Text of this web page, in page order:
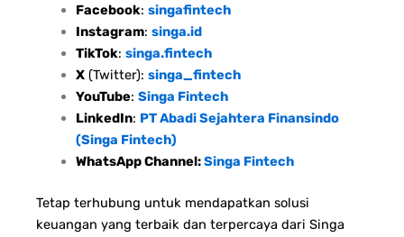
Facebook: singafintech
Instagram: singa.id
TikTok: singa.fintech
X(Twitter): singa_fintech
YouTube: Singa Fintech
LinkedIn: PT Abadi Sejahtera Finansindo
(Singa Fintech)
WhatsApp Channel:Singa Fintech
Tetap terhubung untuk mendapatkan solusi
keuangan yang terbaik dan terpercaya dari Singa